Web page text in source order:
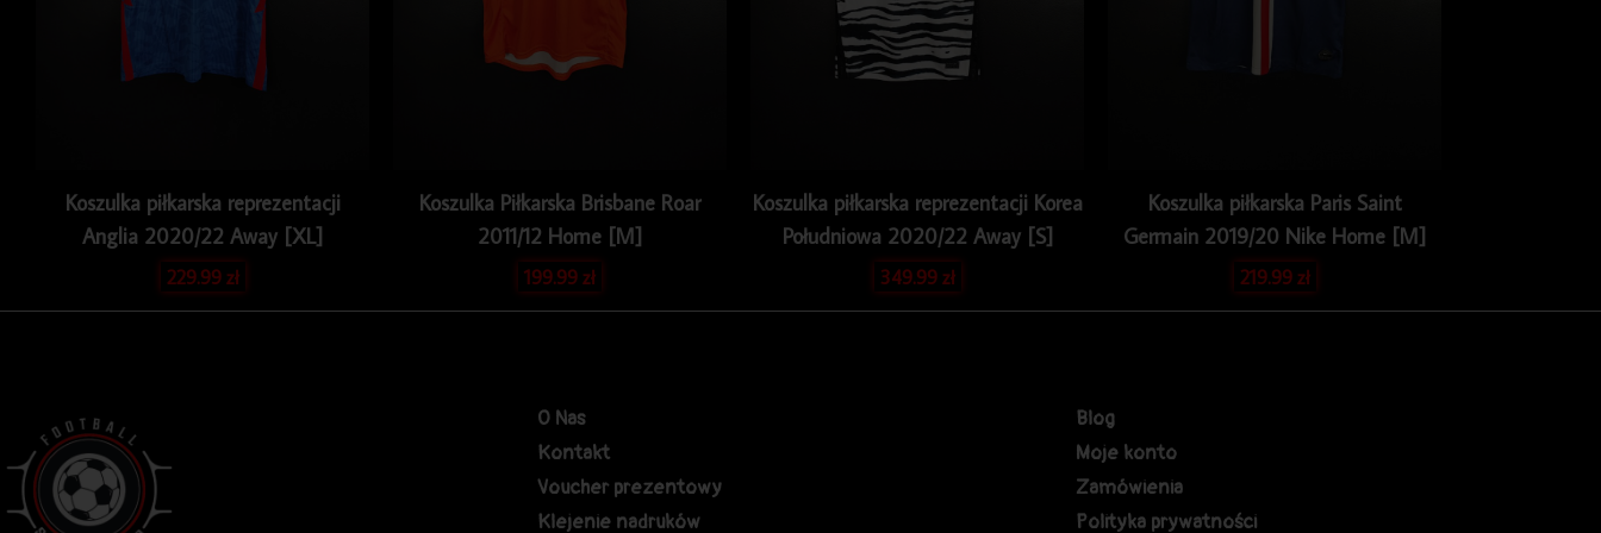
Koszulka piłkarska reprezentacji
Anglia 2020/22 Away [XL]
229.99zł
Koszulka Piłkarska Brisbane Roar
2011/12 Home [M]
199.99zł
Koszulka piłkarska reprezentacji Korea
Południowa 2020/22 Away [S]
349.99zł
Koszulka piłkarska Paris Saint
Germain 2019/20 Nike Home [M]
219.99zł
O Nas
Kontakt
Voucher prezentowy
Klejenie nadruków
Blog
Moje konto
Zamówienia
Polityka prywatności